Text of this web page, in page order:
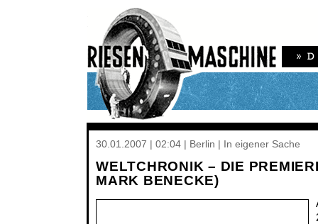
30.01.2007 | 02:04 | Berlin | In eigener Sache
WELTCHRONIK – DIE
MARK BENECKE)